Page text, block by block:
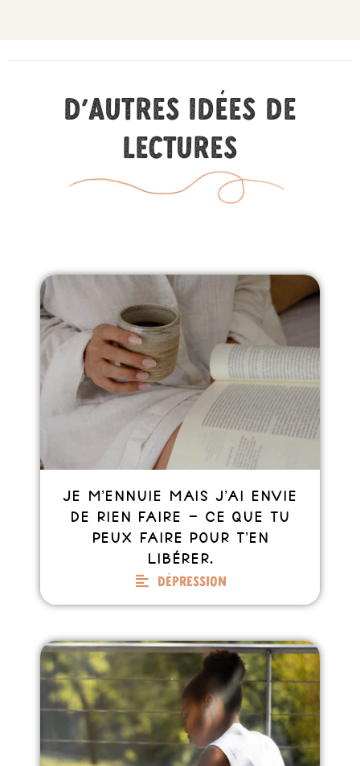
D'autres idées de
lectures
Je m’ennuie mais j’ai envie
de rien faire – Ce que tu
peux faire pour t’en
libérer.
Dépression